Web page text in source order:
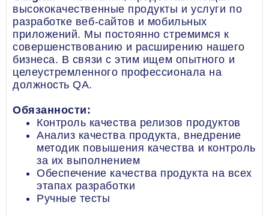
высококачественные продукты и услуги по
разработке веб-сайтов и мобильных
приложений. Мы постоянно стремимся к
совершенствованию и расширению нашего
бизнеса. В связи с этим ищем опытного и
целеустремленного профессионала на
должность QA.
Обязанности:
Контроль качества релизов продуктов
Анализ качества продукта, внедрение
методик повышения качества и контроль
за их выполнением
Обеспечение качества продукта на всех
этапах разработки
Ручные тесты